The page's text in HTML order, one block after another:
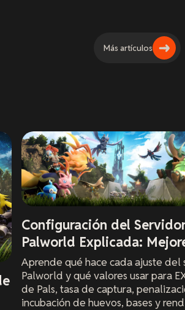
Más artículos
Configuración del
Palworld Explicada:
y Consejos
Aprende qué hace cada ajuste del
Palworld y qué valores usar para
de Pals, tasa de captura,
incubación de huevos, bases y